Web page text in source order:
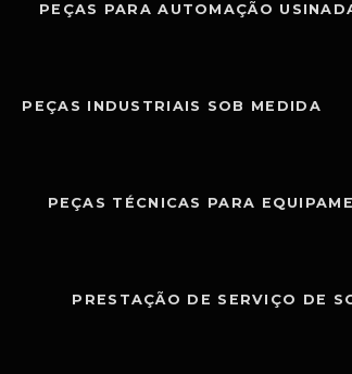
PEÇAS PARA AUTOMAÇÃO
PEÇAS INDUSTRIAIS SOB MEDIDA
PEÇAS TÉCNICAS PARA
PRESTAÇÃO DE SERVIÇO DE